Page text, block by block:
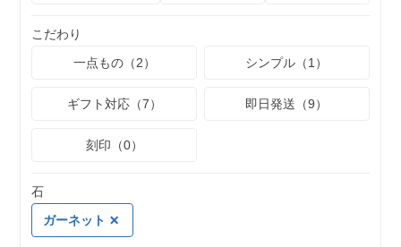
こだわり
一点もの（2）
シンプル（1）
ギフト対応（7） 即日発送（9）
刻印（0）
石
ガーネット